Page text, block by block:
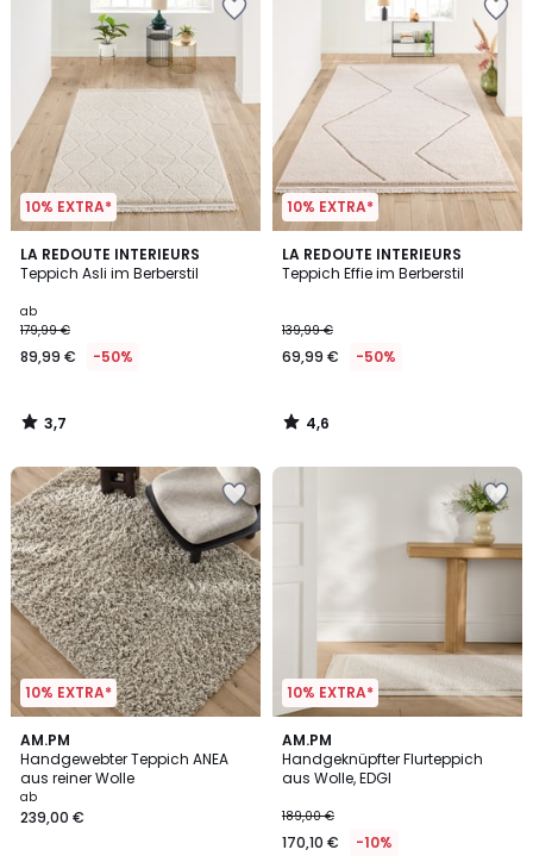
10% EXTRA*
LA REDOUTE INTERIEURS
Teppich Asli im Berberstil
ab
179,99 €
89,99 € -50%
3,7
/ 5
3,7
/
10% EXTRA*
LA REDOUTE INTERIEURS
Teppich Effie im Berberstil
139,99 €
69,99 € -50%
4,6
/ 5
4,6
/
10% EXTRA*
AM.PM
Handgewebter Teppich ANEA
aus reiner Wolle
ab
239,00 €
10% EXTRA*
AM.PM
Handgeknüpfter Flurteppich
aus Wolle, EDGI
189,00 €
170,10 € -10%
3
/
5
2
Farben